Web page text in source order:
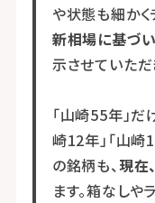
や状態も細かく
新相場に基づ
示させていただ
「山崎55年」だ
崎12年」「山崎
の銘柄も、現在
ます。箱なし